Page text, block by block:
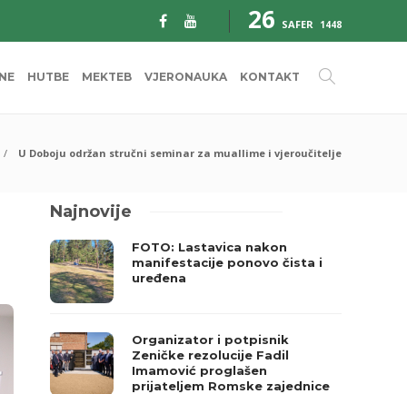
26 SAFER 1448
HUTBE MEKTEB VJERONAUKA KONTAKT
U Doboju održan stručni seminar za muallime i vjeroučitelje
Najnovije
FOTO: Lastavica nakon
manifestacije ponovo čista i
uređena
Organizator i potpisnik
Zeničke rezolucije Fadil
Imamović proglašen
prijateljem Romske zajednice